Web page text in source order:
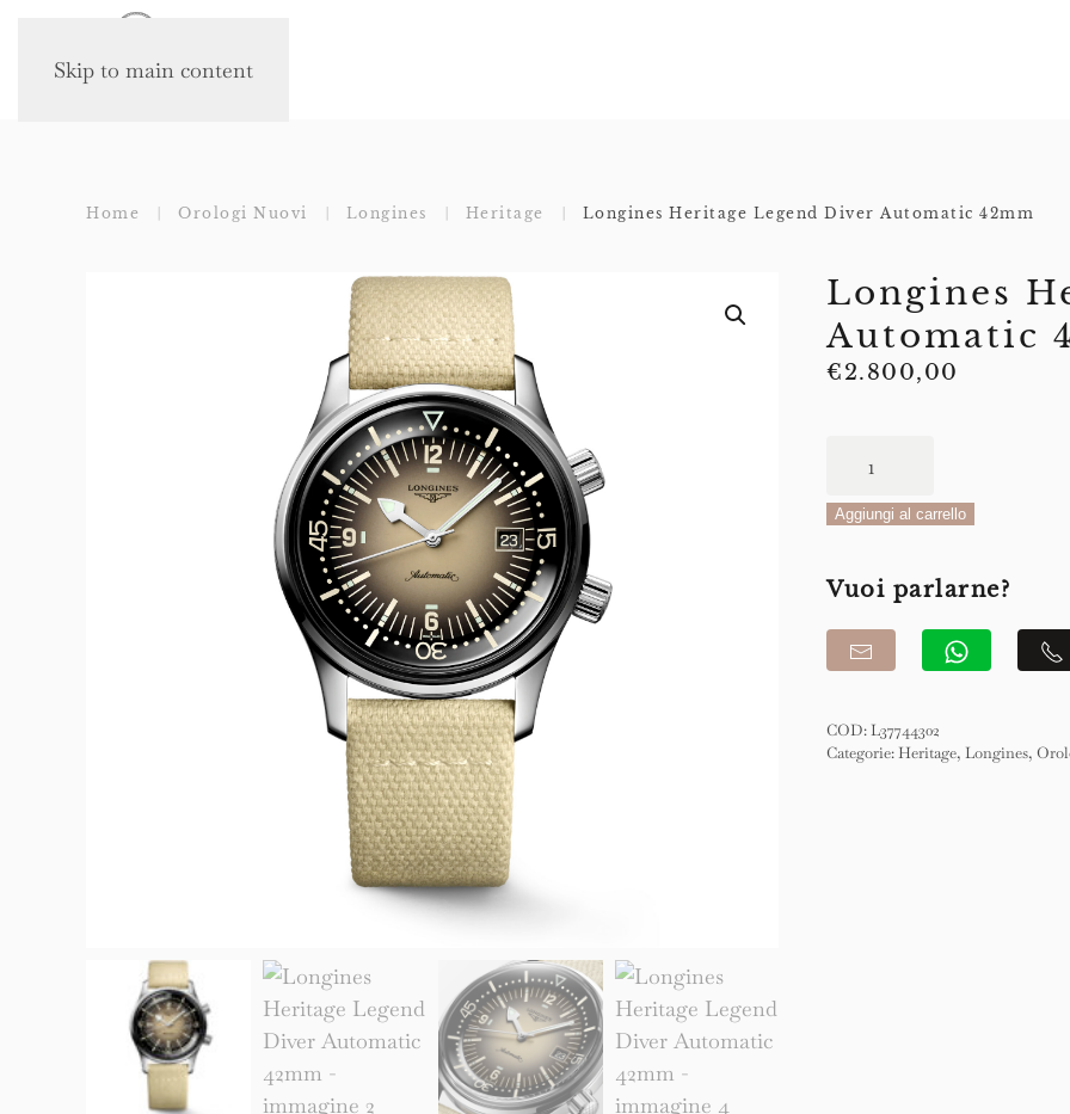
Skip to main content
Home Orologi Nuovi Longines Heritage Longines Heritage Legend Diver Automatic 42mm
Longines
Automatic
€2.800,00
Heritage
Legend
Automatic
quantità
Aggiungi al carrello
Vuoi parlarne?
COD:L37744302
Categorie:Heritage, Longines,